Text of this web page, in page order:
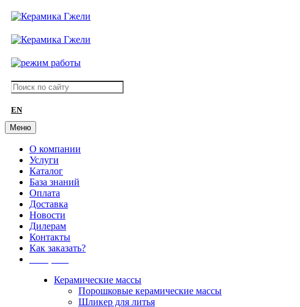
EN
Меню
О компании
Услуги
Каталог
База знаний
Оплата
Доставка
Новости
Дилерам
Контакты
Как заказать?
Керамические массы
Порошковые керамические массы
Шликер для литья